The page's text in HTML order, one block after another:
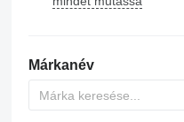
Márkanév